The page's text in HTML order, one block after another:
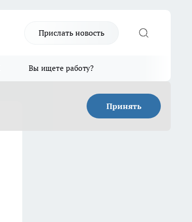
Прислать новость
Вы ищете работу?
Принять